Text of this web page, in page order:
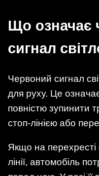
Що означає
сигнал
Червоний сигнал
для руху. Це
повністю зупинити
стоп-лінією або
Якщо на перехресті
лінії, автомобіль